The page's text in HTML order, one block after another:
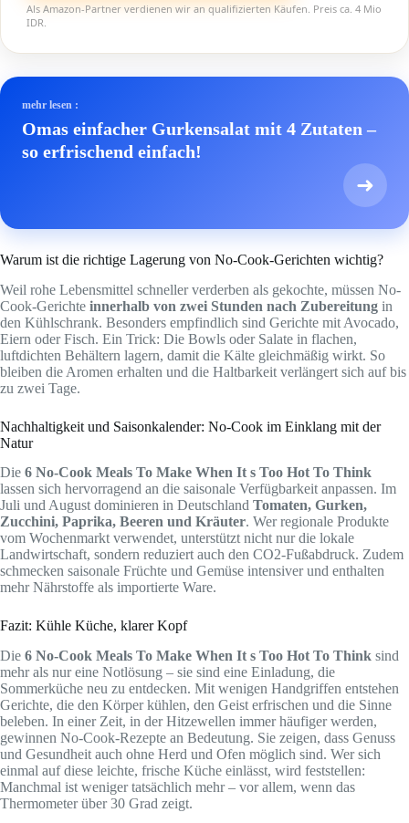
Als Amazon-Partner verdienen wir an qualifizierten Käufen. Preis ca. 4 Mio
IDR.
mehr lesen :
Omas einfacher Gurkensalat mit 4 Zutaten –
so erfrischend einfach!
➜
Warum ist die richtige Lagerung von No-Cook-Gerichten wichtig?
Weil rohe Lebensmittel schneller verderben als gekochte, müssen No-
Cook-Gerichte innerhalb von zwei Stunden nach Zubereitung in
den Kühlschrank. Besonders empfindlich sind Gerichte mit Avocado,
Eiern oder Fisch. Ein Trick: Die Bowls oder Salate in flachen,
luftdichten Behältern lagern, damit die Kälte gleichmäßig wirkt. So
bleiben die Aromen erhalten und die Haltbarkeit verlängert sich auf bis
zu zwei Tage.
Nachhaltigkeit und Saisonkalender: No-Cook im Einklang mit der
Natur
Die 6 No-Cook Meals To Make When It s Too Hot To Think
lassen sich hervorragend an die saisonale Verfügbarkeit anpassen. Im
Juli und August dominieren in Deutschland Tomaten, Gurken,
Zucchini, Paprika, Beeren und Kräuter. Wer regionale Produkte
vom Wochenmarkt verwendet, unterstützt nicht nur die lokale
Landwirtschaft, sondern reduziert auch den CO2-Fußabdruck. Zudem
schmecken saisonale Früchte und Gemüse intensiver und enthalten
mehr Nährstoffe als importierte Ware.
Fazit: Kühle Küche, klarer Kopf
Die 6 No-Cook Meals To Make When It s Too Hot To Think sind
mehr als nur eine Notlösung – sie sind eine Einladung, die
Sommerküche neu zu entdecken. Mit wenigen Handgriffen entstehen
Gerichte, die den Körper kühlen, den Geist erfrischen und die Sinne
beleben. In einer Zeit, in der Hitzewellen immer häufiger werden,
gewinnen No-Cook-Rezepte an Bedeutung. Sie zeigen, dass Genuss
und Gesundheit auch ohne Herd und Ofen möglich sind. Wer sich
einmal auf diese leichte, frische Küche einlässt, wird feststellen:
Manchmal ist weniger tatsächlich mehr – vor allem, wenn das
Thermometer über 30 Grad zeigt.